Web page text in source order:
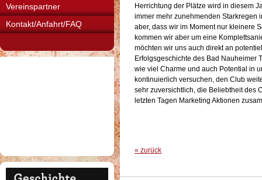
Vereinspartner
Kontakt/Anfahrt/FAQ
Herrichtung der Plätze wird in diesem
immer mehr zunehmenden Starkregen
aber, dass wir im Moment nur kleinere
kommen wir aber um eine
möchten wir uns auch direkt an
Erfolgsgeschichte des Bad Nauheimer
wie viel Charme und auch Potential in
kontinuierlich versuchen, den Club
sehr zuversichtlich, die Beliebtheit des
letzten Tagen Marketing Aktionen
« zurück